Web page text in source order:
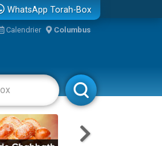
WhatsApp Torah-Box
Calendrier Columbus
Rabbanim